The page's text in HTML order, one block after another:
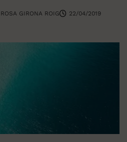
ROSA GIRONA ROIG 22/04/2019